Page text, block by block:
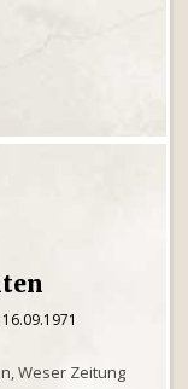
Weser Zeitung